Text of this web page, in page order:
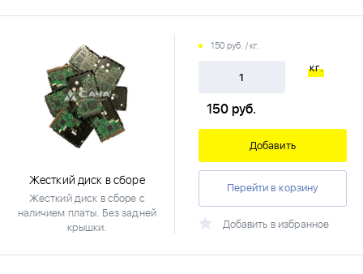
Жесткий диск в сборе
Жесткий диск в сборе с
наличием платы. Без задней
крышки.
150 руб. / кг.
кг.
150руб.
Добавить
Перейти в корзину
Добавить в избранное